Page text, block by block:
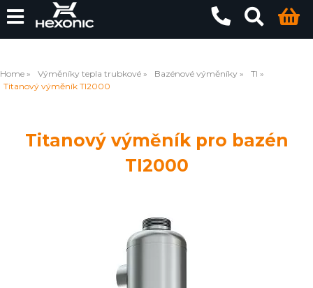
Home Výměníky tepla trubkové Bazénové výměníky
TI
Titanový výměník TI2000
Titanový výměník pro bazén
TI2000